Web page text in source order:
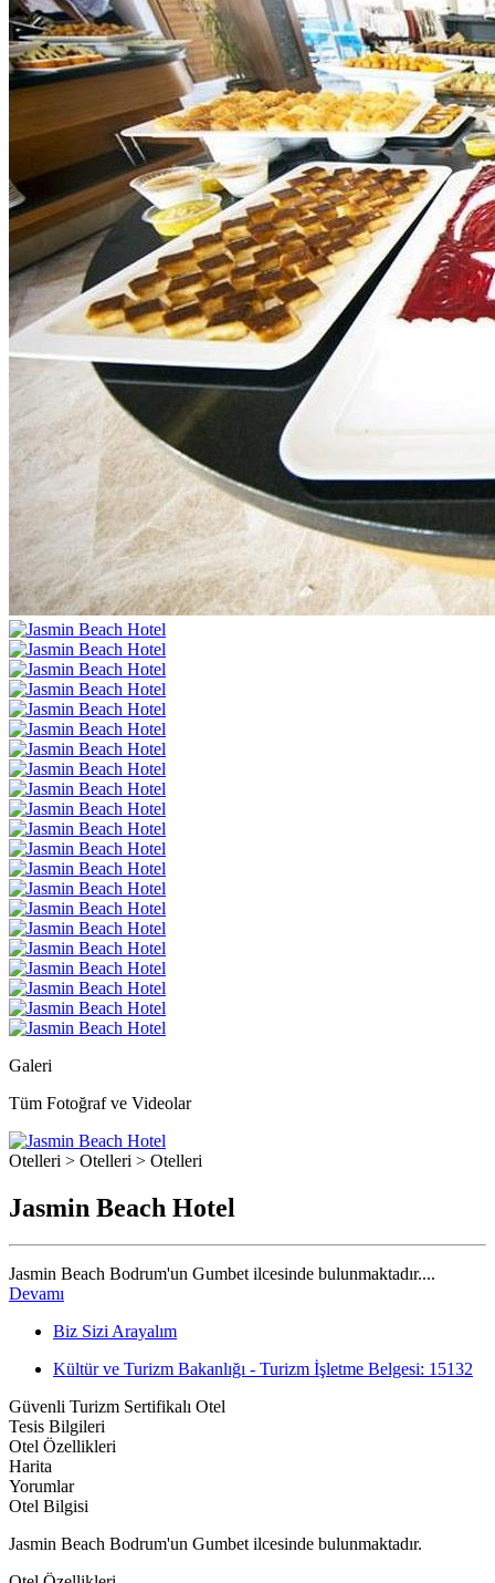
Galeri
Tüm Fotoğraf ve Videolar
Otelleri > Otelleri > Otelleri
Jasmin Beach Hotel
Jasmin Beach Bodrum'un Gumbet ilcesinde bulunmaktadır....
Devamı
Biz Sizi Arayalım
Kültür ve Turizm Bakanlığı - Turizm İşletme Belgesi: 15132
Güvenli Turizm Sertifikalı Otel
Tesis Bilgileri
Otel Özellikleri
Harita
Yorumlar
Otel Bilgisi
Jasmin Beach Bodrum'un Gumbet ilcesinde bulunmaktadır.